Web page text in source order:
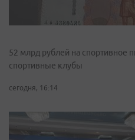
52 млрд рублей на спортивное
спортивные клубы
сегодня, 16:14